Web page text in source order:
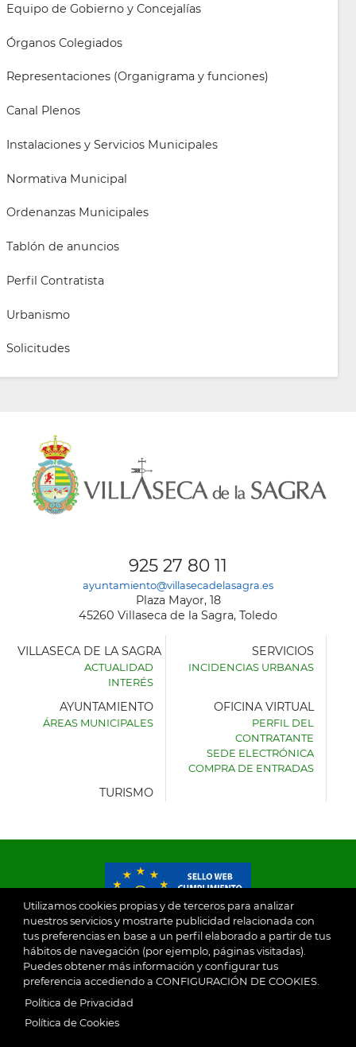
Equipo de Gobierno y Concejalías
Órganos Colegiados
Representaciones (Organigrama y funciones)
Canal Plenos
Instalaciones y Servicios Municipales
Normativa Municipal
Ordenanzas Municipales
Tablón de anuncios
Perfil Contratista
Urbanismo
Solicitudes
Utilizamos cookies propias y de terceros para analizar
nuestros servicios y mostrarte publicidad relacionada con
tus preferencias en base a un perfil elaborado a partir de tus
hábitos de navegación (por ejemplo, páginas visitadas).
Puedes obtener más información y configurar tus
preferencia accediendo a CONFIGURACIÓN DE COOKIES.
Política de Privacidad
Política de Cookies
925 27 80 11
ayuntamiento@villasecadelasagra.es
Plaza Mayor, 18
45260 Villaseca de la Sagra, Toledo
AYUNTAMIENTO
VILLASECA DE LA SAGRA
ACTUALIDAD
INTERÉS
SERVICIOS
INCIDENCIAS URBANAS
AYUNTAMIENTO
ÁREAS MUNICIPALES
OFICINA VIRTUAL
PERFIL DEL
CONTRATANTE
SEDE ELECTRÓNICA
COMPRA DE ENTRADAS
TURISMO
© 2026
Ayuntamiento de Villaseca de la Sagra Aviso Legal